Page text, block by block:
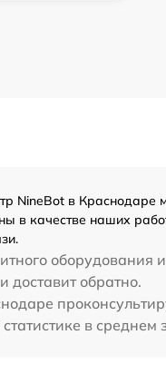
NineBot в Краснодаре
качестве наших
оборудования
доставит обратно.
в